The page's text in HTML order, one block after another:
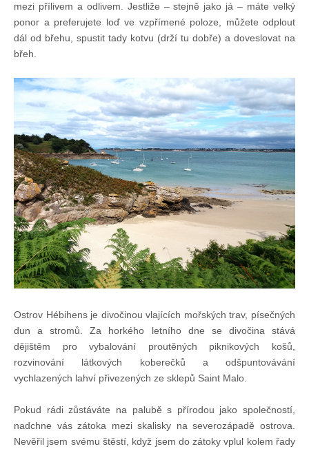
Ostatní články
Fotogalerie
Knihovna
Knihovna
Knihy k prodeji
Kontakt
Bazar
Mé inzeráty
mezi přílivem a odlivem. Jestliže – stejně jako já – máte velký
ponor a preferujete loď ve vzpřímené poloze, můžete odplout
dál od břehu, spustit tady kotvu (drží tu dobře) a doveslovat na
břeh.
Ostrov Hébihens je divočinou vlajících mořských trav, písečných
dun a stromů. Za horkého letního dne se divočina stává
dějištěm pro vybalování proutěných piknikových košů,
rozvinování látkových koberečků a odšpuntovávání
vychlazených lahví přivezených ze sklepů Saint Malo.
Pokud rádi zůstáváte na palubě s přírodou jako společností,
nadchne vás zátoka mezi skalisky na severozápadě ostrova.
Nevěřil jsem svému štěstí, když jsem do zátoky vplul kolem řady